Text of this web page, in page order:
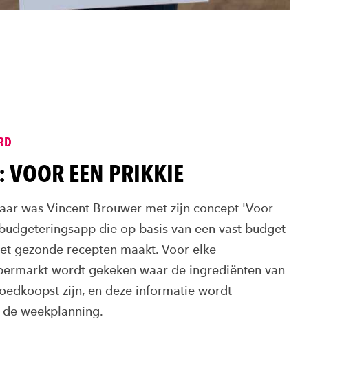
EEN PRIKKIE
was Vincent Brouwer met zijn concept 'Voor
die op basis van een vast budget
gezonde recepten maakt. Voor elke
wordt gekeken waar de ingrediënten van
zijn, en deze informatie wordt
weekplanning.